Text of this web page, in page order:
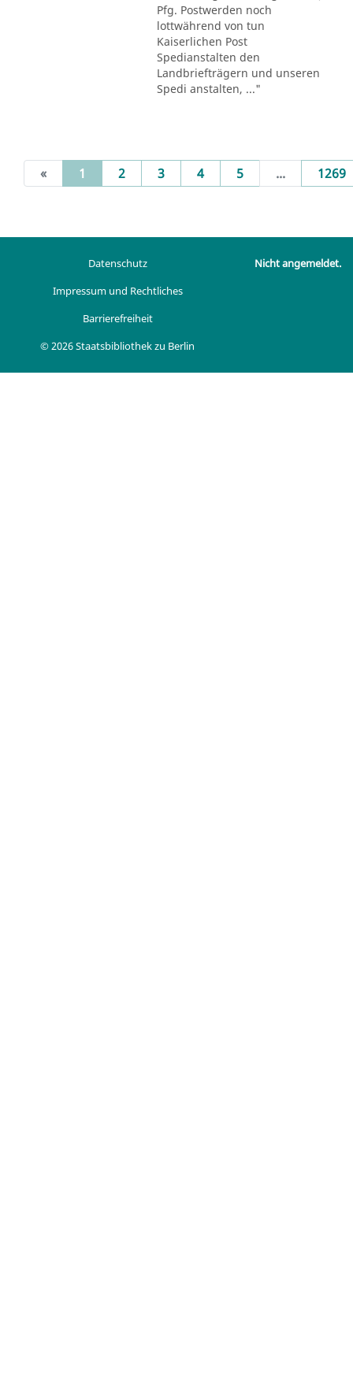
Pfg. Postwerden noch
lottwährend von tun
Kaiserlichen Post
Spedianstalten den
Landbriefträgern und unseren
Spedi anstalten, ..."
« 1 (current)
2 3 4 5 ... 1269
Datenschutz
Impressum und Rechtliches
Barrierefreiheit
© 2026 Staatsbibliothek zu Berlin
Nicht angemeldet.